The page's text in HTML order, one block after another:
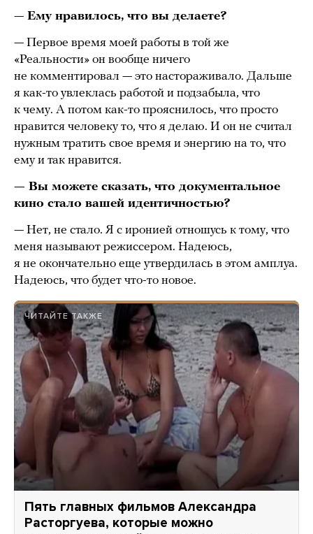
— Ему нравилось, что вы делаете?
— Первое время моей работы в той же
«Реальности» он вообще ничего
не комментировал — это настораживало. Дальше
я как-то увлеклась работой и подзабыла, что
к чему. А потом как-то прояснилось, что просто
нравится человеку то, что я делаю. И он не считал
нужным тратить свое время и энергию на то, что
ему и так нравится.
— Вы можете сказать, что документальное
кино стало вашей идентичностью?
— Нет, не стало. Я с иронией отношусь к тому, что
меня называют режиссером. Надеюсь,
я не окончательно еще утвердилась в этом амплуа.
Надеюсь, что будет что-то новое.
ЧИТАЙТЕ ТАКЖЕ
Пять главных фильмов Александра
Расторгуева, которые можно